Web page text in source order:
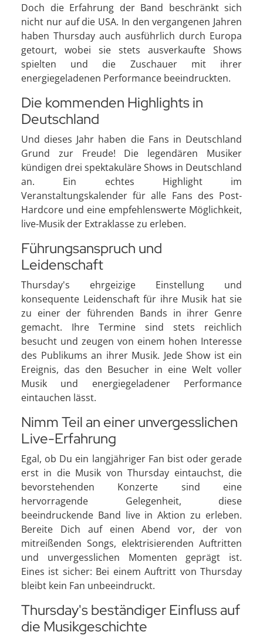
Doch die Erfahrung der Band beschränkt sich
nicht nur auf die USA. In den vergangenen Jahren
haben Thursday auch ausführlich durch Europa
getourt, wobei sie stets ausverkaufte Shows
spielten und die Zuschauer mit ihrer
energiegeladenen Performance beeindruckten.
Die kommenden Highlights in
Deutschland
Und dieses Jahr haben die Fans in Deutschland
Grund zur Freude! Die legendären Musiker
kündigen drei spektakuläre Shows in Deutschland
an. Ein echtes Highlight im
Veranstaltungskalender für alle Fans des Post-
Hardcore und eine empfehlenswerte Möglichkeit,
live-Musik der Extraklasse zu erleben.
Führungsanspruch und
Leidenschaft
Thursday's ehrgeizige Einstellung und
konsequente Leidenschaft für ihre Musik hat sie
zu einer der führenden Bands in ihrer Genre
gemacht. Ihre Termine sind stets reichlich
besucht und zeugen von einem hohen Interesse
des Publikums an ihrer Musik. Jede Show ist ein
Ereignis, das den Besucher in eine Welt voller
Musik und energiegeladener Performance
eintauchen lässt.
Nimm Teil an einer unvergesslichen
Live-Erfahrung
Egal, ob Du ein langjähriger Fan bist oder gerade
erst in die Musik von Thursday eintauchst, die
bevorstehenden Konzerte sind eine
hervorragende Gelegenheit, diese
beeindruckende Band live in Aktion zu erleben.
Bereite Dich auf einen Abend vor, der von
mitreißenden Songs, elektrisierenden Auftritten
und unvergesslichen Momenten geprägt ist.
Eines ist sicher: Bei einem Auftritt von Thursday
bleibt kein Fan unbeeindruckt.
Thursday's beständiger Einfluss auf
die Musikgeschichte